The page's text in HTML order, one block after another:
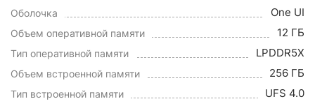
Оболочка One UI
Объем оперативной памяти 12 ГБ
Тип оперативной памяти LPDDR5X
Объем встроенной памяти 256 ГБ
Тип встроенной памяти UFS 4.0